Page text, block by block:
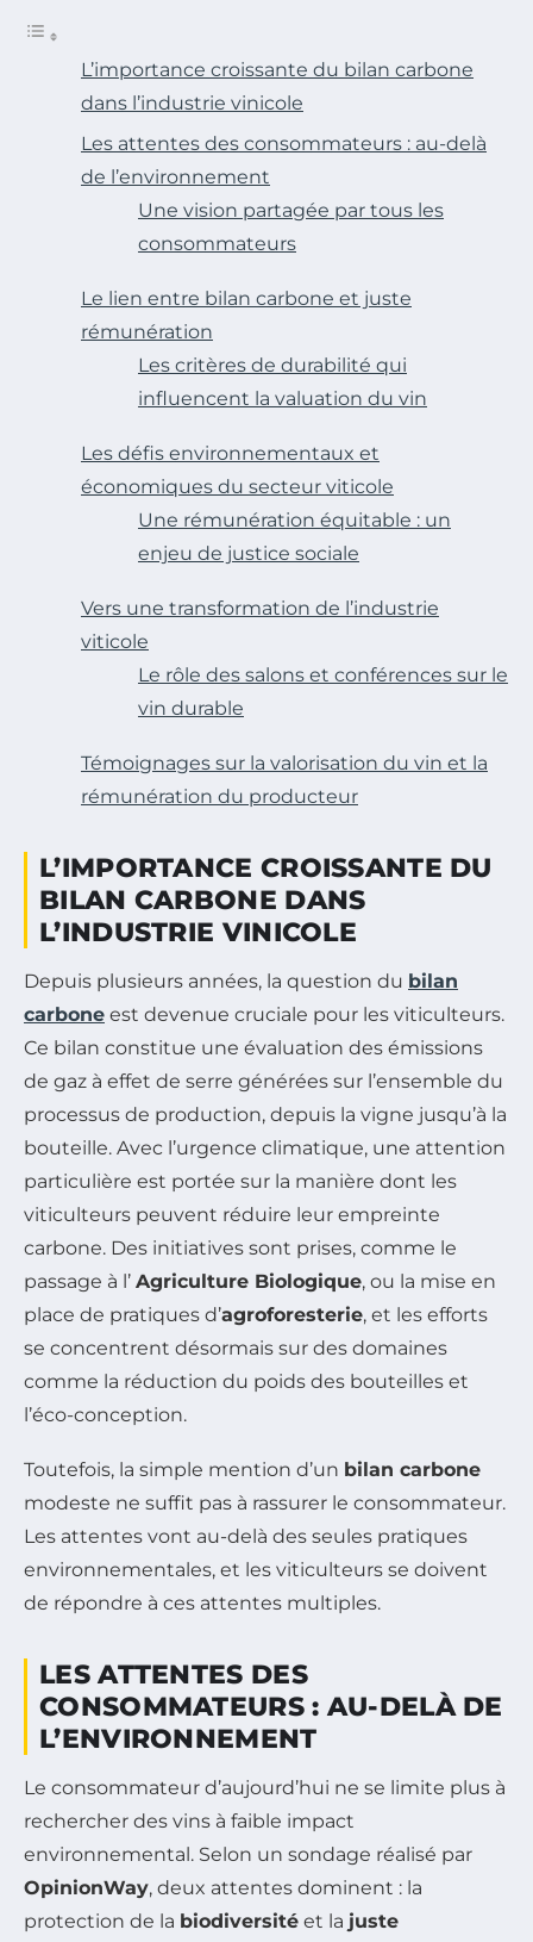
L’importance croissante du bilan carbone
dans l’industrie vinicole
Les attentes des consommateurs : au-delà
de l’environnement
Une vision partagée par tous les
consommateurs
Le lien entre bilan carbone et juste
rémunération
Les critères de durabilité qui
influencent la valuation du vin
Les défis environnementaux et
économiques du secteur viticole
Une rémunération équitable : un
enjeu de justice sociale
Vers une transformation de l’industrie
viticole
Le rôle des salons et conférences sur le
vin durable
Témoignages sur la valorisation du vin et la
rémunération du producteur
L’IMPORTANCE CROISSANTE DU
BILAN CARBONE DANS
L’INDUSTRIE VINICOLE
Depuis plusieurs années, la question du bilan
carbone est devenue cruciale pour les viticulteurs.
Ce bilan constitue une évaluation des émissions
de gaz à effet de serre générées sur l’ensemble du
processus de production, depuis la vigne jusqu’à la
bouteille. Avec l’urgence climatique, une attention
particulière est portée sur la manière dont les
viticulteurs peuvent réduire leur empreinte
carbone. Des initiatives sont prises, comme le
passage à l’ Agriculture Biologique, ou la mise en
place de pratiques d’agroforesterie, et les efforts
se concentrent désormais sur des domaines
comme la réduction du poids des bouteilles et
l’éco-conception.
Toutefois, la simple mention d’un bilan carbone
modeste ne suffit pas à rassurer le consommateur.
Les attentes vont au-delà des seules pratiques
environnementales, et les viticulteurs se doivent
de répondre à ces attentes multiples.
LES ATTENTES DES
CONSOMMATEURS : AU-DELÀ DE
L’ENVIRONNEMENT
Le consommateur d’aujourd’hui ne se limite plus à
rechercher des vins à faible impact
environnemental. Selon un sondage réalisé par
OpinionWay, deux attentes dominent : la
protection de la biodiversité et la juste